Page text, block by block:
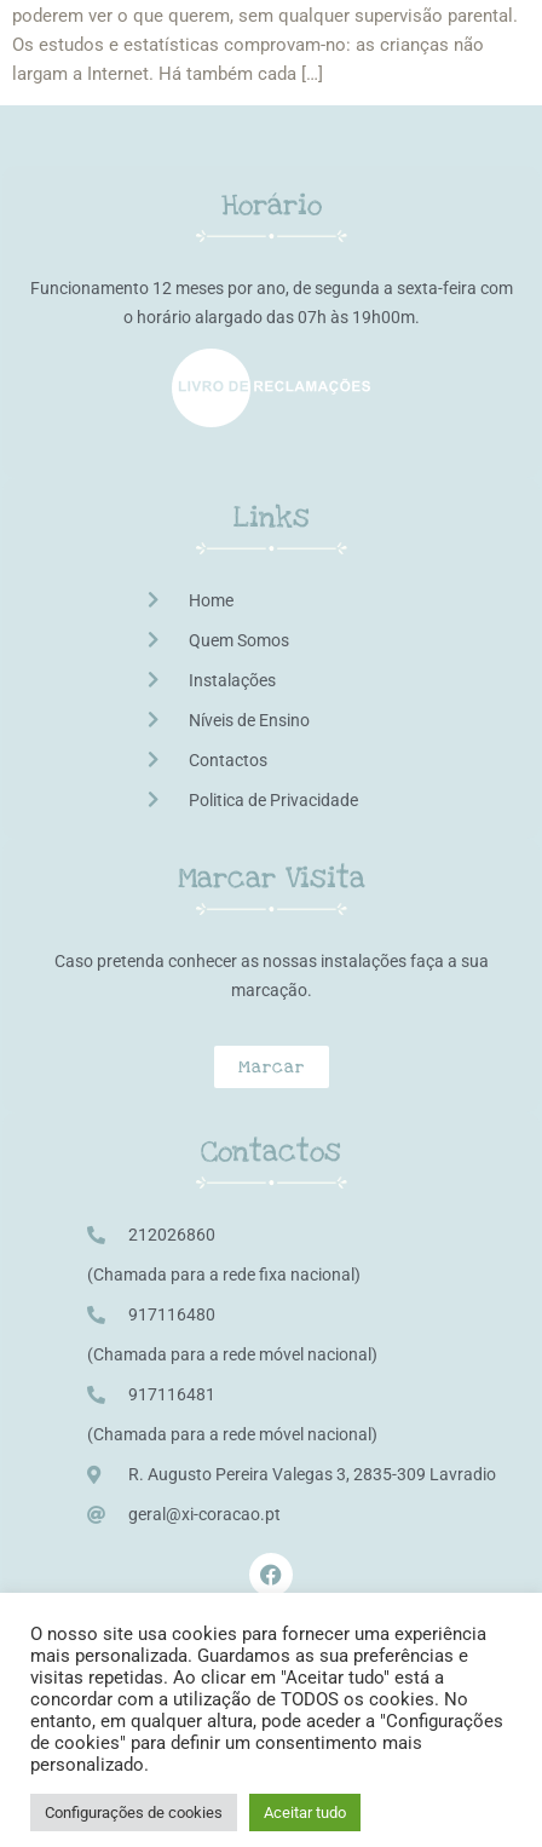
poderem ver o que querem, sem qualquer supervisão parental.
Os estudos e estatísticas comprovam-no: as crianças não
largam a Internet. Há também cada […]
Horário
Funcionamento 12 meses por ano, de segunda a sexta-feira com
o horário alargado das 07h às 19h00m.
Links
Home
Quem Somos
Instalações
Níveis de Ensino
Contactos
Politica de Privacidade
Marcar Visita
Caso pretenda conhecer as nossas instalações faça a sua
marcação.
Marcar
Contactos
212026860
(Chamada para a rede fixa nacional)
917116480
(Chamada para a rede móvel nacional)
917116481
(Chamada para a rede móvel nacional)
R. Augusto Pereira Valegas 3, 2835-309 Lavradio
geral@xi-coracao.pt
DESIGNED BY:CREATIVE X SPOT – SOLUÇÕES DIGITAIS
O nosso site usa cookies para fornecer uma experiência
mais personalizada. Guardamos as sua preferências e
visitas repetidas. Ao clicar em "Aceitar tudo" está a
concordar com a utilização de TODOS os cookies. No
entanto, em qualquer altura, pode aceder a "Configurações
de cookies" para definir um consentimento mais
personalizado.
Configurações de cookies Aceitar tudo